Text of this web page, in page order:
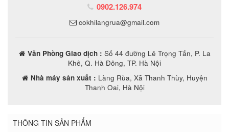
0902.126.974
cokhilangrua@gmail.com
Văn Phòng Giao dịch : Số 44 đường Lê Trọng Tấn, P. La
Khê, Q. Hà Đông, TP. Hà Nội
Nhà máy sản xuất : Làng Rùa, Xã Thanh Thùy, Huyện
Thanh Oai, Hà Nội
THÔNG TIN SẢN PHẨM